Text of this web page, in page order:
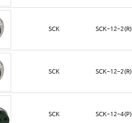
SCK SCK-12-2(R)
SCK SCK-12-2(R)
SCK SCK-12-4(P)